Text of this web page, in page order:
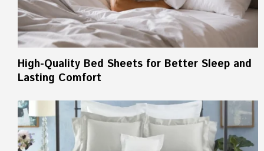
High-Quality Bed Sheets for Better Sleep and
Lasting Comfort